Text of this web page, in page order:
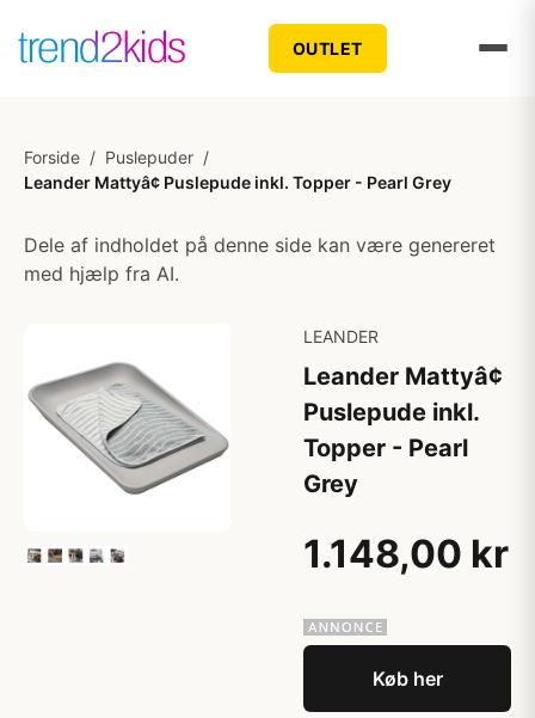
OUTLET
Forside / Puslepuder /
Leander Mattyâ¢ Puslepude inkl. Topper - Pearl Grey
Dele af indholdet på denne side kan være genereret
med hjælp fra AI.
LEANDER
Leander Mattyâ¢
Puslepude inkl.
Topper - Pearl
Grey
1.148,00 kr
Køb her